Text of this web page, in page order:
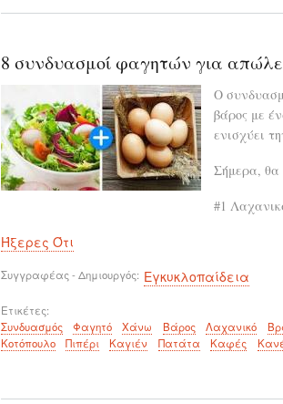
8 συνδυασμοί φαγητών για
Ο
βάρος με
ενισχύει
Σήμερα, θα
#1
Ήξερες Ότι
Συγγραφέας - Δημιουργός Εγκυκλοπαίδεια
Ετικέτες
Συνδυασμός
Φαγητό Χάνω Βάρος Λαχανικό
Κοτόπουλο
Πιπέρι Καγιέν Πατάτα Καφές